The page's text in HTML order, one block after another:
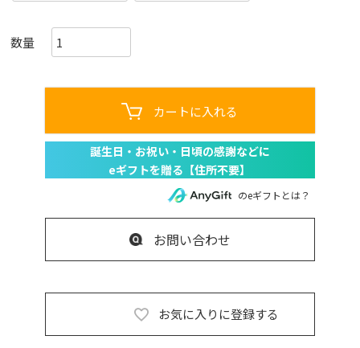
お気に入りに登録する
カートに入れる
のeギフトとは？
お問い合わせ